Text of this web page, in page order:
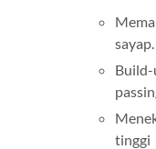
sayap.
Build-